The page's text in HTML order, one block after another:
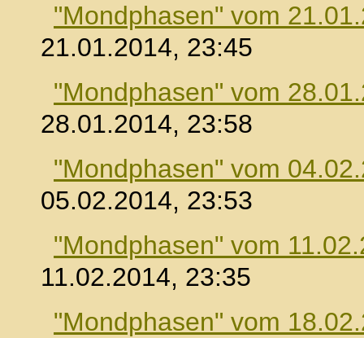
"Mondphasen" vom
21.01.2014, 23:45
"Mondphasen" vom
28.01.2014, 23:58
"Mondphasen" vom
05.02.2014, 23:53
"Mondphasen" vom
11.02.2014, 23:35
"Mondphasen" vom